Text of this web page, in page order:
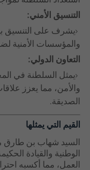
التنسيق الأمني:
يشرف على التنسيق
والمؤسسات الأمنية
التعاون الدولي:
يمثل السلطنة في
والأمن، مما يعزز
الصديقة.
القيم التي يمثلها
السيد شهاب بن طارق
الوطنية والقيادة
العمل، مما أكسبه